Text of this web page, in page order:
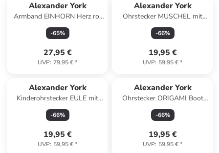
Alexander York
Armband EINHORN Herz rot
in 925 Sterling Silber in silber
-65%
27,95 €
UVP: 79,95 €*
Alexander York
Ohrstecker MUSCHEL mit
Kristall in 925 Sterling Silber,
2-tlg.
-66%
19,95 €
UVP: 59,95 €*
Alexander York
Kinderohrstecker EULE mit
Glitzer, 2-tlg.
-66%
19,95 €
UVP: 59,95 €*
Alexander York
Ohrstecker ORIGAMI Boot
rosa in 925 Sterling Silber, 2-
tlg.
-66%
19,95 €
UVP: 59,95 €*